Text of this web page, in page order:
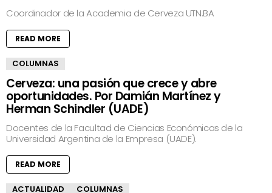
Coordinador de la Academia de Cerveza UTN.BA
READ MORE
COLUMNAS
Cerveza: una pasión que crece y abre
oportunidades. Por Damián Martínez y
Herman Schindler (UADE)
Docentes de la Facultad de Ciencias Económicas de la
Universidad Argentina de la Empresa (UADE).
READ MORE
ACTUALIDAD COLUMNAS